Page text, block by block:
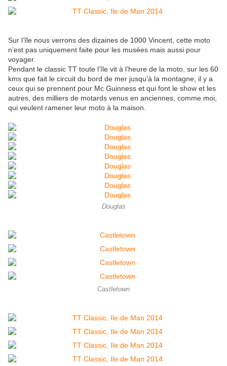
Sur l’île nous verrons des dizaines de 1000 Vincent, cette moto
n’est pas uniquement faite pour les musées mais aussi pour
voyager.
Pendant le classic TT toute l’île vit à l’heure de la moto, sur les 60
kms que fait le circuit du bord de mer jusqu'à la montagne, il y a
ceux qui se prennent pour Mc Guinness et qui font le show et les
autres, des milliers de motards venus en anciennes, comme moi,
qui veulent ramener leur moto à la maison.
Douglas
Castletown